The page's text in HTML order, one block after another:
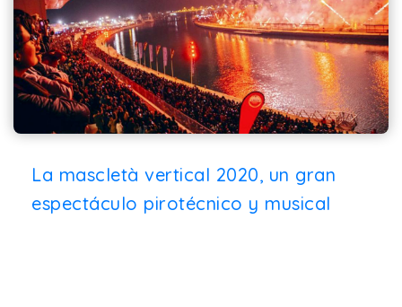
La mascletà vertical 2020, un gran
espectáculo pirotécnico y musical